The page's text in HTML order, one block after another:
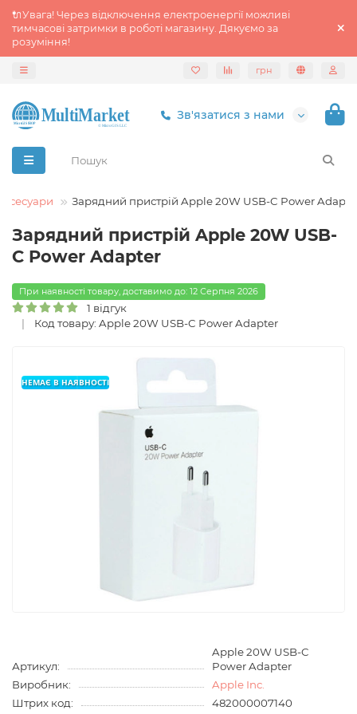
🔌Увага! Через відключення електроенергії можливі
тимчасові затримки в роботі магазину. Дякуємо за
розуміння!
грн
Зв'язатися з нами
Зарядний пристрій Apple 20W USB-C Power
Зарядний пристрій Apple 20W USB-
C Power Adapter
При наявності товару, доставимо до: 12 Серпня 2026
1 відгук
Код товару: Apple 20W USB-C Power Adapter
НЕМАЄ В НАЯВНОСТІ
Артикул:
Apple 20W USB-C
Power Adapter
Виробник:
Apple Inc.
Штрих код:
482000007140